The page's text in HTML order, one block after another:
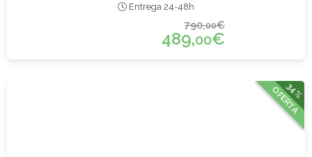
Entrega 24-48h
790,00€
489,00€
34%
OFERTA